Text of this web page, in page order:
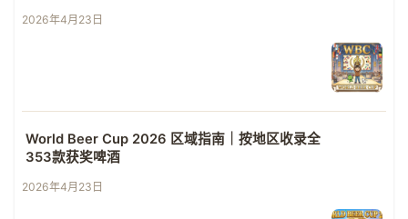
2026年4月23日
World Beer Cup 2026 区域指南｜按地区收录全
353款获奖啤酒
2026年4月23日